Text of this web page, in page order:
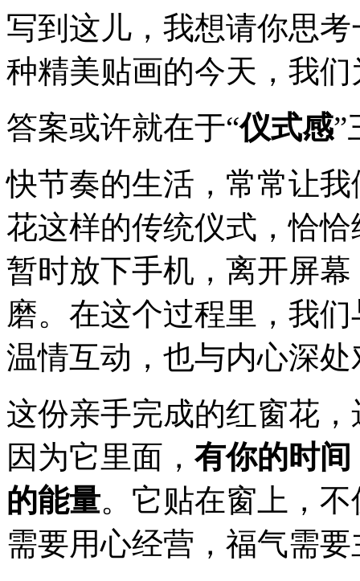
写到这儿，我想请你思
种精美贴画的今天，我
答案或许就在于“仪式感”
快节奏的生活，常常让
花这样的传统仪式，恰
暂时放下手机，离开屏
磨。在这个过程里，我
温情互动，也与内心深
这份亲手完成的红窗花
因为它里面， 有你的时
的能量。它贴在窗上，
需要用心经营，福气需